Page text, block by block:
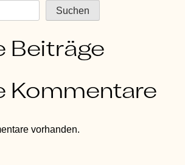
Suchen
Beiträge
Kommentare
vorhanden.